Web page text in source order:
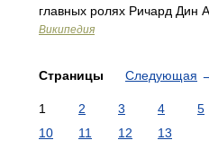
главных ролях Ричард Дин
Википедия
Страницы Следующая
1 2 3 4 5
10
11 12 13